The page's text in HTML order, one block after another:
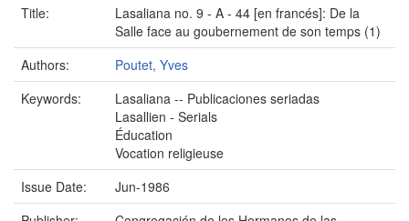
Title:
Lasaliana no. 9 - A - 44 [en francés]: De la
Salle face au goubernement de son temps (1)
Authors:
Poutet, Yves
Keywords:
Lasaliana -- Publicaciones seriadas
Lasallien - Serials
Éducation
Vocation religieuse
Issue Date:
Jun-1986